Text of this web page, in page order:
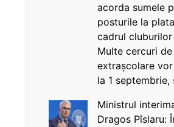
acorda sumele
posturile la
cadrul
Multe cercuri
extrașcolare
la 1
Ministrul
Dragos Pîslaru: